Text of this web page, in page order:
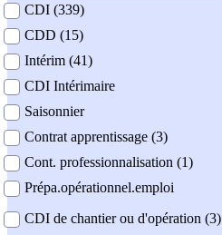
contrat
CDI (339)
CDD (15)
Intérim (41)
CDI Intérimaire
Saisonnier
Contrat apprentissage (3)
Cont. professionnalisation (1)
Prépa.opérationnel.emploi
CDI de chantier ou d'opération (3)